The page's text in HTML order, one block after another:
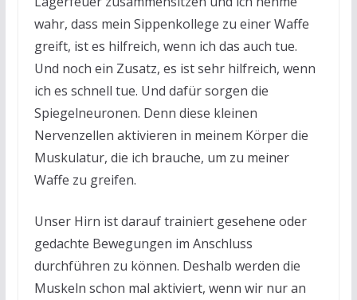
wahr, dass mein Sippenkollege zu einer Waffe
greift, ist es hilfreich, wenn ich das auch tue.
Und noch ein Zusatz, es ist sehr hilfreich, wenn
ich es schnell tue. Und dafür sorgen die
Spiegelneuronen. Denn diese kleinen
Nervenzellen aktivieren in meinem Körper die
Muskulatur, die ich brauche, um zu meiner
Waffe zu greifen.
Unser Hirn ist darauf trainiert gesehene oder
gedachte Bewegungen im Anschluss
durchführen zu können. Deshalb werden die
Muskeln schon mal aktiviert, wenn wir nur an